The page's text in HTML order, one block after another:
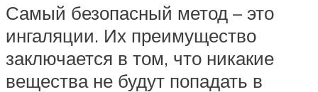
Самый безопасный метод – это
ингаляции. Их преимущество
заключается в том, что никакие
вещества не будут попадать в